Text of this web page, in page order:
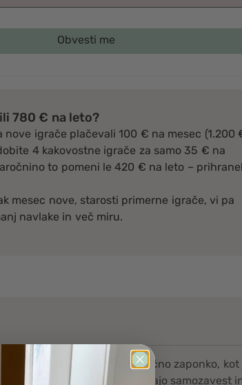
780 € na leto?
nove igrače plačevali 100 € na mesec (1.200
4 kakovostne igrače za samo 35 € na
to pomeni le 420 € na leto –
mesec nove, starosti primerne igrače, vi pa
navlake in več miru.
– pripenjanja s plastično zaponko, kot
roka-oko ter pridobivajo samozavest